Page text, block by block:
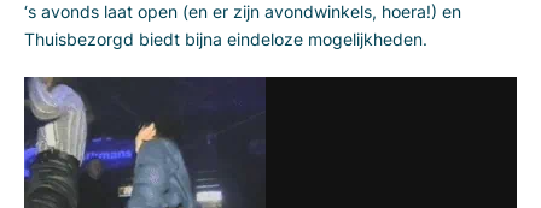
‘s avonds laat open (en er zijn avondwinkels, hoera!) en
Thuisbezorgd biedt bijna eindeloze mogelijkheden.